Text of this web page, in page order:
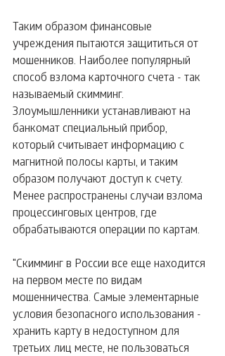
Таким образом финансовые
учреждения пытаются защититься от
мошенников. Наиболее популярный
способ взлома карточного счета - так
называемый скимминг.
Злоумышленники устанавливают на
банкомат специальный прибор,
который считывает информацию с
магнитной полосы карты, и таким
образом получают доступ к счету.
Менее распространены случаи взлома
процессинговых центров, где
обрабатываются операции по картам.
"Скимминг в России все еще находится
на первом месте по видам
мошенничества. Самые элементарные
условия безопасного использования -
хранить карту в недоступном для
третьих лиц месте, не пользоваться